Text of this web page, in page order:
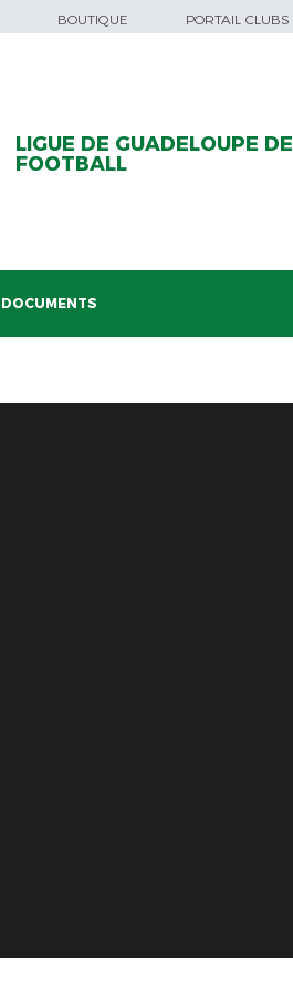
BOUTIQUE PORTAIL CLUBS
LIGUE DE GUADELOUPE DE
FOOTBALL
DOCUMENTS